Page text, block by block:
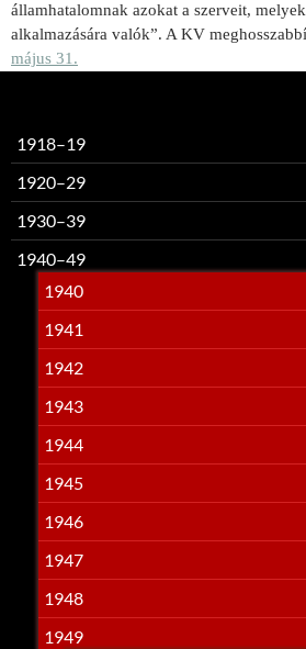
államhatalomnak azokat a szerveit,
alkalmazására valók”. A KV
május 31.
1918–19
1920–29
1930–39
1940–49
1940
1941
1942
1943
1944
1945
1946
1947
1948
1949